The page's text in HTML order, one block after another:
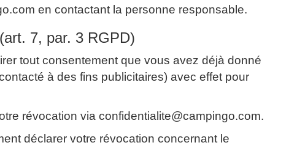
en contactant la personne responsable.
7, par. 3 RGPD)
tout consentement que vous avez déjà donné
à des fins publicitaires) avec effet pour
révocation via confidentialite@campingo.com.
déclarer votre révocation concernant le